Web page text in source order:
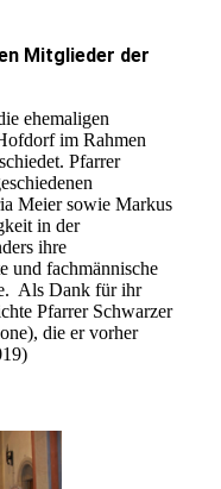
Mitglieder der
ehemaligen
im Rahmen
Pfarrer
Meier sowie Markus
in der
ihre
und fachmännische
Als Dank für ihr
Pfarrer Schwarzer
die er vorher